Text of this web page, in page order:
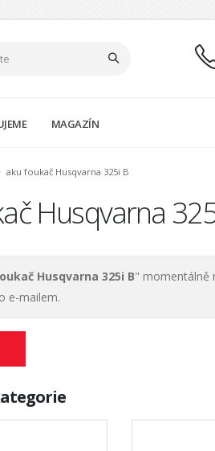
MAGAZÍN
aku foukač Husqvarna 325i B
Husqvarna
Husqvarna 325i B" momentálně
e-mailem.